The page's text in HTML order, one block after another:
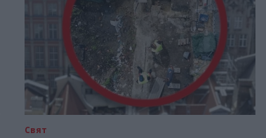
Свят